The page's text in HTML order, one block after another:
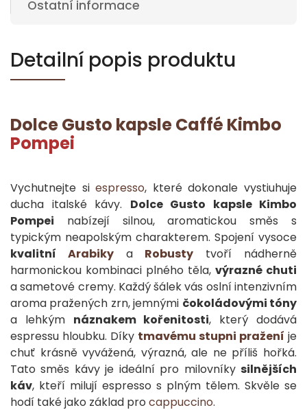
Ostatní informace
Detailní popis produktu
Dolce Gusto kapsleCaffé Kimbo
Pompei
Vychutnejte siespresso, které dokonale vystiuhuje
ducha italské kávy. Dolce Gusto kapsle Kimbo
Pompei nabízejí silnou, aromatickou směs s
typickým neapolským charakterem. Spojení vysoce
kvalitní Arabikya Robusty tvoří nádherně
harmonickou kombinaci plného těla, výrazné chuti
a sametové cremy. Každý šálek vás oslní intenzivním
aroma pražených zrn, jemnými čokoládovými tóny
a lehkým náznakem kořenitosti, který dodává
espressu hloubku. Díky tmavému stupni pražení je
chuť krásně vyvážená, výrazná, ale ne příliš hořká.
Tato směs kávy je ideální pro milovníky silnějších
káv, kteří milují espresso s plným tělem. Skvěle se
hodí také jako základ pro cappuccino.